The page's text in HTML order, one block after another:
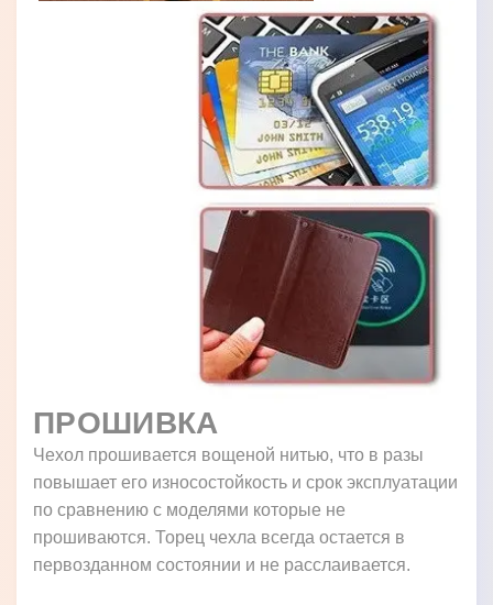
ПРОШИВКА
Чехол прошивается вощеной нитью, что в разы
повышает его износостойкость и срок эксплуатации
по сравнению с моделями которые не
прошиваются. Торец чехла всегда остается в
первозданном состоянии и не расслаивается.